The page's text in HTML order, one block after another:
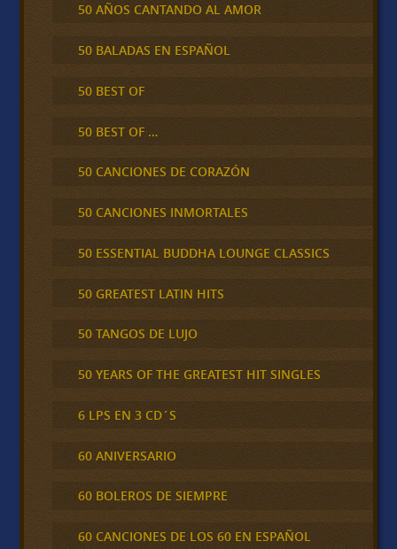
50 AÑOS CANTANDO AL AMOR
50 BALADAS EN ESPAÑOL
50 BEST OF
50 BEST OF …
50 CANCIONES DE CORAZÓN
50 CANCIONES INMORTALES
50 ESSENTIAL BUDDHA LOUNGE CLASSICS
50 GREATEST LATIN HITS
50 TANGOS DE LUJO
50 YEARS OF THE GREATEST HIT SINGLES
6 LPS EN 3 CD´S
60 ANIVERSARIO
60 BOLEROS DE SIEMPRE
60 CANCIONES DE LOS 60 EN ESPAÑOL